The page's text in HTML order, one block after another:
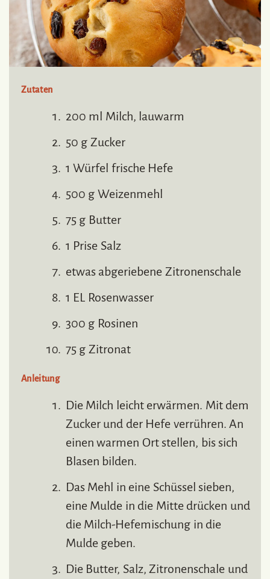
Zutaten
200 ml Milch, lauwarm
50 g Zucker
1 Würfel frische Hefe
500 g Weizenmehl
75 g Butter
1 Prise Salz
etwas abgeriebene Zitronenschale
1 EL Rosenwasser
300 g Rosinen
75 g Zitronat
Anleitung
Die Milch leicht erwärmen. Mit dem
Zucker und der Hefe verrühren. An
einen warmen Ort stellen, bis sich
Blasen bilden.
Das Mehl in eine Schüssel sieben,
eine Mulde in die Mitte drücken und
die Milch-Hefemischung in die
Mulde geben.
Die Butter, Salz, Zitronenschale und